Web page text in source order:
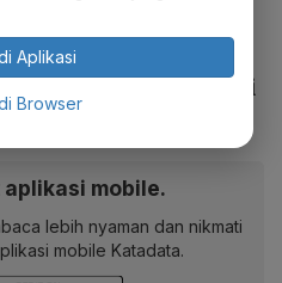
Selektif Investasi
)
mobile.
lebih nyaman dan nikmati
mobile Katadata.
Aplikasi
Browser